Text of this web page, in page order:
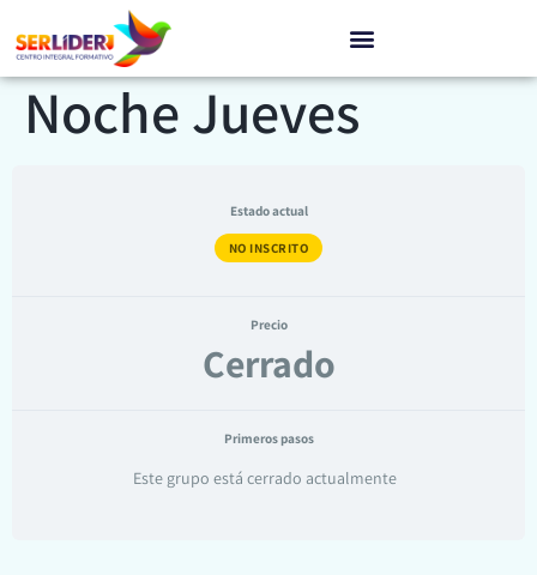
Grupo 8 C N1 Turno
Noche Jueves
Estado actual
NO INSCRITO
Precio
Cerrado
Primeros pasos
Este grupo está cerrado actualmente